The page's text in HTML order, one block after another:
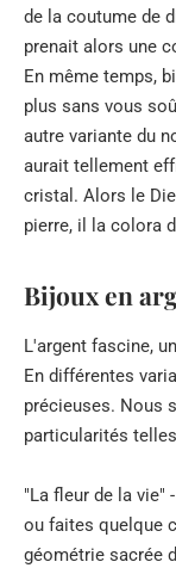
de la coutume de
prenait alors une
En même temps,
plus sans vous
autre variante du
aurait tellement
cristal. Alors le
pierre, il la colora
Bijoux en
L'argent fascine,
En différentes
précieuses. Nous
particularités
"La fleur de la vie"
ou faites quelque
géométrie sacrée